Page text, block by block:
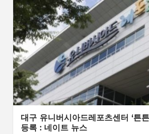
대구 유니버시아드레포츠센터 ‘튼
등록 : 네이트 뉴스